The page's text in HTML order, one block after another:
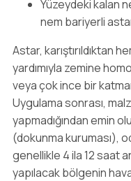
Yüzeydeki kalan
nem bariyerli
Astar, karıştırıldıktan
yardımıyla zemine
veya çok ince bir
Uygulama sonrası,
yapmadığından emin
(dokunma kuruması),
genellikle 4 ila 12 saat
yapılacak bölgenin